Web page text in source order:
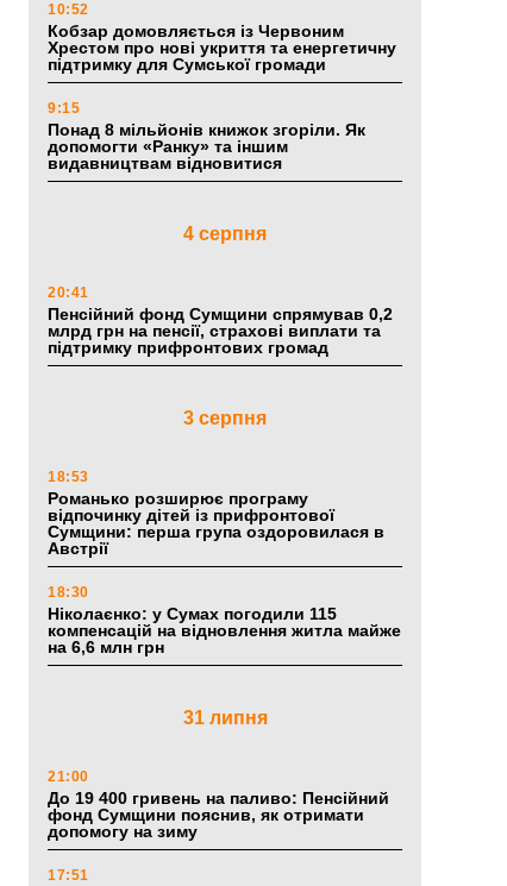
10:52
Кобзар домовляється із Червоним
Хрестом про нові укриття та енергетичну
підтримку для Сумської громади
9:15
Понад 8 мільйонів книжок згоріли. Як
допомогти «Ранку» та іншим
видавництвам відновитися
4 серпня
20:41
Пенсійний фонд Сумщини спрямував 0,2
млрд грн на пенсії, страхові виплати та
підтримку прифронтових громад
3 серпня
18:53
Романько розширює програму
відпочинку дітей із прифронтової
Сумщини: перша група оздоровилася в
Австрії
18:30
Ніколаєнко: у Сумах погодили 115
компенсацій на відновлення житла майже
на 6,6 млн грн
31 липня
21:00
До 19 400 гривень на паливо: Пенсійний
фонд Сумщини пояснив, як отримати
допомогу на зиму
17:51